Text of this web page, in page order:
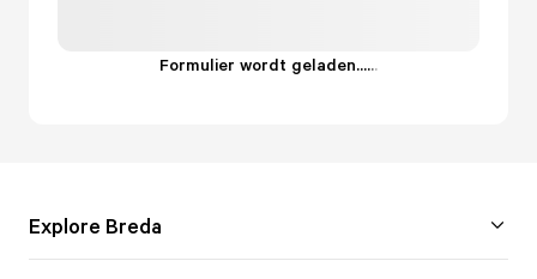
Formulier wordt geladen......
Explore Breda